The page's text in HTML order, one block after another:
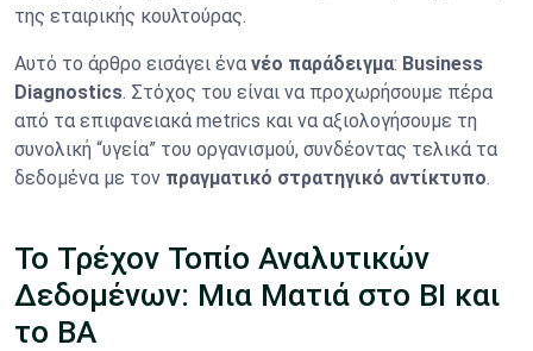
της εταιρικής κουλτούρας.
Αυτό το άρθρο εισάγει ένα νέο παράδειγμα: Business
Diagnostics. Στόχος του είναι να προχωρήσουμε πέρα
από τα επιφανειακά metrics και να αξιολογήσουμε τη
συνολική “υγεία” του οργανισμού, συνδέοντας τελικά τα
δεδομένα με τον πραγματικό στρατηγικό αντίκτυπο.
Το Τρέχον Τοπίο Αναλυτικών
Δεδομένων: Μια Ματιά στο BI και
το BA